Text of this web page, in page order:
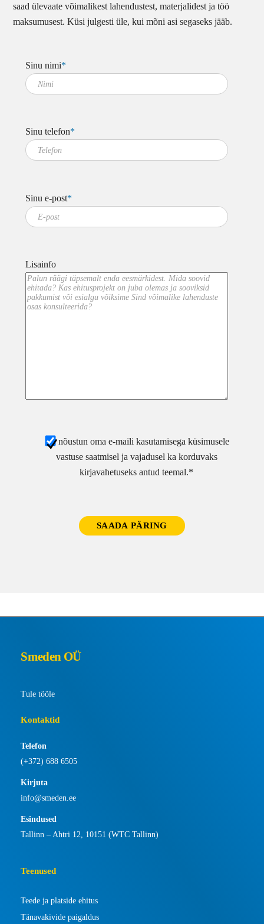
saad ülevaate võimalikest lahendustest, materjalidest ja töö
maksumusest. Küsi julgesti üle, kui mõni asi segaseks jääb.
Sinu nimi*
Sinu telefon*
Sinu e-post*
Lisainfo
nõustun oma e-maili kasutamisega küsimusele
vastuse saatmisel ja vajadusel ka korduvaks
kirjavahetuseks antud teemal.*
Smeden OÜ
Tule tööle
Kontaktid
Telefon
(+372) 688 6505
Kirjuta
info@smeden.ee
Esindused
Tallinn – Ahtri 12, 10151 (WTC Tallinn)
Teenused
Teede ja platside ehitus
Tänavakivide paigaldus